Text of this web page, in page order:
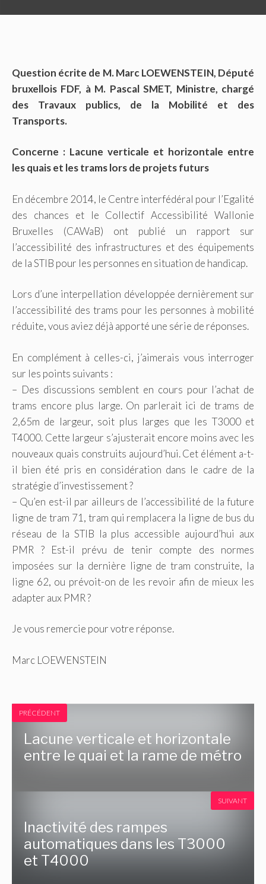
Question écrite de M. Marc LOEWENSTEIN, Député
bruxellois FDF, à M. Pascal SMET, Ministre, chargé
des Travaux publics, de la Mobilité et des
Transports.
Concerne : Lacune verticale et horizontale entre
les quais et les trams lors de projets futurs
En décembre 2014, le Centre interfédéral pour l’Egalité
des chances et le Collectif Accessibilité Wallonie
Bruxelles (CAWaB) ont publié un rapport sur
l’accessibilité des infrastructures et des équipements
de la STIB pour les personnes en situation de handicap.
Lors d’une interpellation développée dernièrement sur
l’accessibilité des trams pour les personnes à mobilité
réduite, vous aviez déjà apporté une série de réponses.
En complément à celles-ci, j’aimerais vous interroger
sur les points suivants :
– Des discussions semblent en cours pour l’achat de
trams encore plus large. On parlerait ici de trams de
2,65m de largeur, soit plus larges que les T3000 et
T4000. Cette largeur s’ajusterait encore moins avec les
nouveaux quais construits aujourd’hui. Cet élément a-t-
il bien été pris en considération dans le cadre de la
stratégie d’investissement ?
– Qu’en est-il par ailleurs de l’accessibilité de la future
ligne de tram 71, tram qui remplacera la ligne de bus du
réseau de la STIB la plus accessible aujourd’hui aux
PMR ? Est-il prévu de tenir compte des normes
imposées sur la dernière ligne de tram construite, la
ligne 62, ou prévoit-on de les revoir afin de mieux les
adapter aux PMR ?
Je vous remercie pour votre réponse.
Marc LOEWENSTEIN
PRÉCÉDENT
Lacune verticale et horizontale
entre le quai et la rame de métro
Inactivité des rampes
automatiques dans les T3000
et T4000
SUIVANT